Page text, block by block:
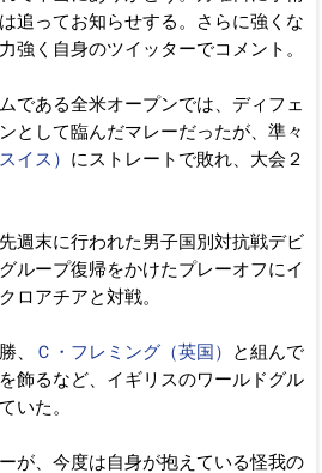
追ってお知らせする。さらに強くな
強く自身のツイッターでコメント。
である全米オープンでは、ディフェ
として臨んだマレーだったが、準々
イス） にストレートで敗れ、大会２
週末に行われた男子国別対抗戦デビ
ループ復帰をかけたプレーオフにイ
ロアチアと対戦。
、 Ｃ・フレミング（英国）
と組んで
飾るなど、イギリスのワールドグル
いた。
が、今度は自身が抱えている怪我の